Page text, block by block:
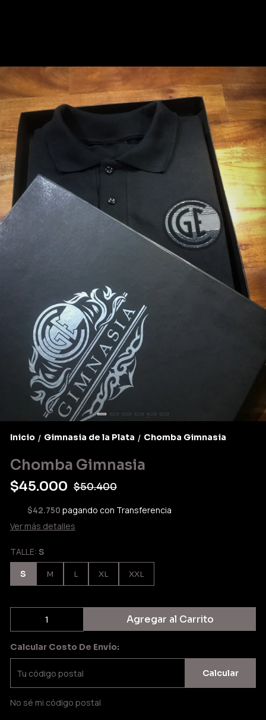
Inicio / Gimnasia de la Plata / Chomba Gimnasia
Chomba Gimnasia
$45.000 $50.400
$42.750 pagando con Transferencia
Ver más detalles
TALLE: S
S M L XL XXL
Agregar al Carrito
Calcular Costo De Envío:
Calcular
No sé mi código postal